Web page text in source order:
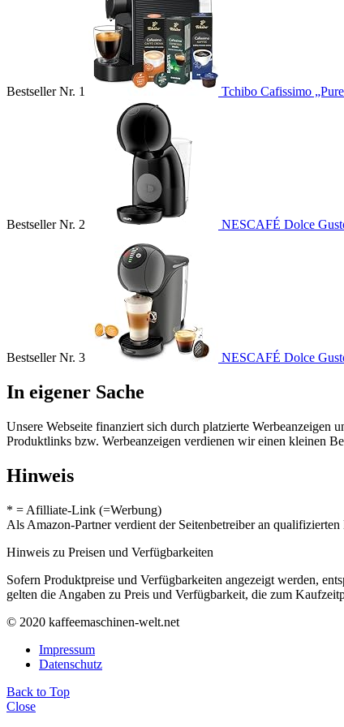
Bestseller Nr. 1 Tchibo Cafissimo
Bestseller Nr. 2 NESCAFÉ Dolce
Bestseller Nr. 3 NESCAFÉ Dolce
In eigener Sache
Unsere Webseite finanziert sich durch platzierte
Produktlinks bzw. Werbeanzeigen verdienen wir einen kleinen
Hinweis
* = Afilliate-Link (=Werbung)
Als Amazon-Partner verdient der Seitenbetreiber an qualifizierten
Hinweis zu Preisen und Verfügbarkeiten
Sofern Produktpreise und Verfügbarkeiten angezeigt werden,
gelten die Angaben zu Preis und Verfügbarkeit, die zum
© 2020 kaffeemaschinen-welt.net
Impressum
Datenschutz
Back to Top
Close